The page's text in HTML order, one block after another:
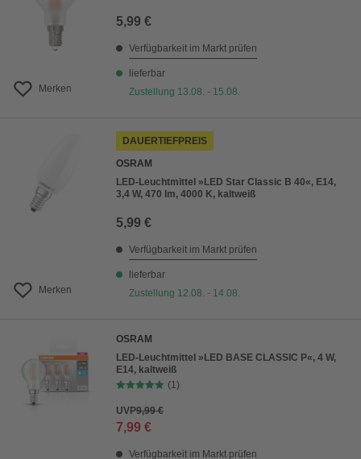
Merken
5,99 €
Verfügbarkeit im Markt prüfen
lieferbar
Zustellung 13.08. - 15.08.
Merken
DAUERTIEFPREIS
OSRAM
LED-Leuchtmittel »LED Star Classic B 40«, E14,
3,4 W, 470 lm, 4000 K, kaltweiß
5,99 €
Verfügbarkeit im Markt prüfen
lieferbar
Zustellung 12.08. - 14.08.
OSRAM
LED-Leuchtmittel »LED BASE CLASSIC P«, 4 W,
E14, kaltweiß
(1)
UVP9,99 €
7,99 €
Verfügbarkeit im Markt prüfen